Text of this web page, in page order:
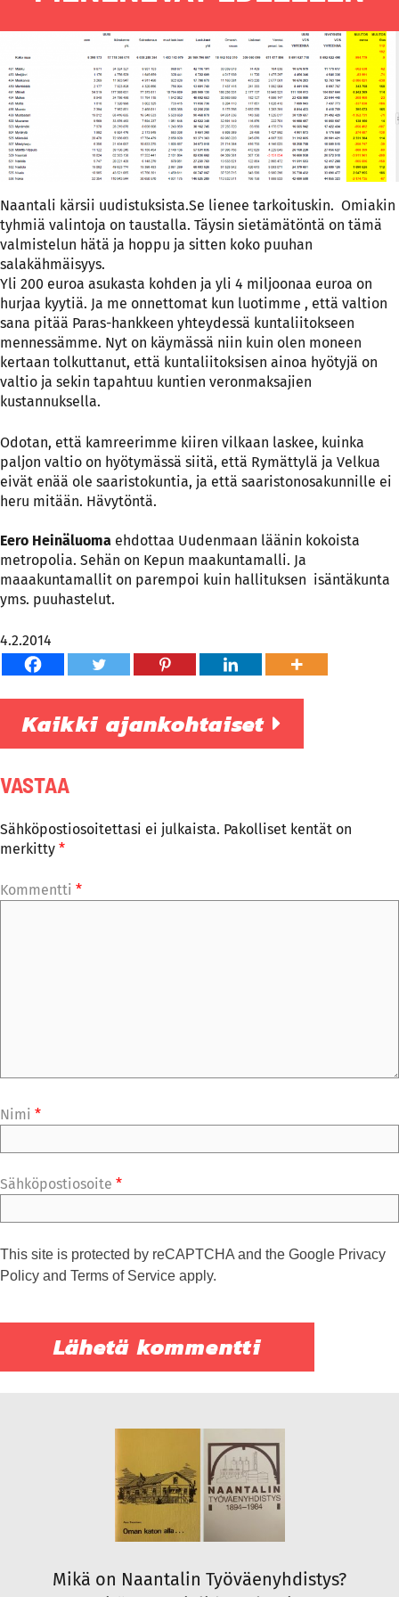
Naantali kärsii uudistuksista.Se lienee tarkoituskin. Omiakin
tyhmiä valintoja on taustalla. Täysin sietämätöntä on tämä
valmistelun hätä ja hoppu ja sitten koko puuhan
salakähmäisyys.
Yli 200 euroa asukasta kohden ja yli 4 miljoonaa euroa on
hurjaa kyytiä. Ja me onnettomat kun luotimme , että valtion
sana pitää Paras-hankkeen yhteydessä kuntaliitokseen
mennessämme. Nyt on käymässä niin kuin olen moneen
kertaan tolkuttanut, että kuntaliitoksisen ainoa hyötyjä on
valtio ja sekin tapahtuu kuntien veronmaksajien
kustannuksella.
Odotan, että kamreerimme kiiren vilkaan laskee, kuinka
paljon valtio on hyötymässä siitä, että Rymättylä ja Velkua
eivät enää ole saaristokuntia, ja että saaristonosakunnille ei
heru mitään. Hävytöntä.
Eero Heinäluoma ehdottaa Uudenmaan läänin kokoista
metropolia. Sehän on Kepun maakuntamalli. Ja
maaakuntamallit on parempoi kuin hallituksen isäntäkunta
yms. puuhastelut.
4.2.2014
Kaikki ajankohtaiset
VASTAA
Sähköpostiosoitettasi ei julkaista. Pakolliset kentät on
merkitty *
Kommentti *
Nimi *
Sähköpostiosoite *
This site is protected by reCAPTCHA and the Google Privacy
Policy and Terms of Service apply.
Mikä on Naantalin Työväenyhdistys?